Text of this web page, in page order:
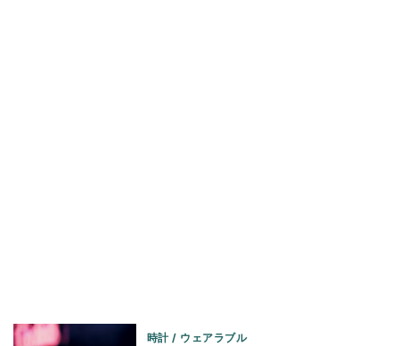
時計 / ウェアラブル